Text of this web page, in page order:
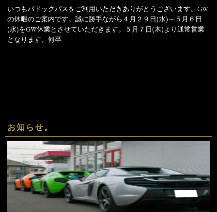
いつもパドックパスをご利用いただきありがとうございます。GW
の休暇のご案内です。誠に勝手ながら４月２９日(水)～５月６日
(水)をGW休業とさせていただきます。５月７日(木)より通常営業
となります。何卒
お知らせ。